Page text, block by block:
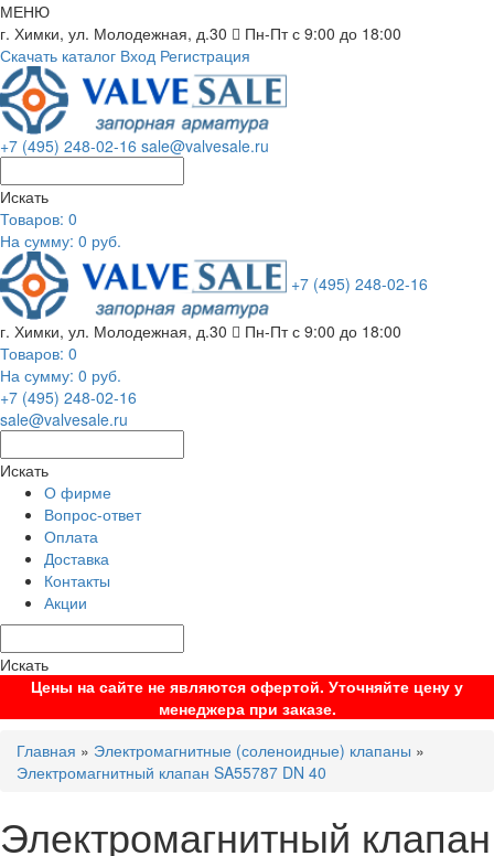
МЕНЮ
г. Химки, ул. Молодежная, д.30
Пн-Пт с 9:00 до 18:00
Скачать каталог Вход Регистрация
+7 (495) 248-02-16 sale@valvesale.ru
Искать
Товаров: 0
На сумму: 0 руб.
+7 (495) 248-02-16
г. Химки, ул. Молодежная, д.30
Пн-Пт с 9:00 до 18:00
Товаров: 0
На сумму: 0 руб.
+7 (495) 248-02-16
sale@valvesale.ru
Искать
О фирме
Вопрос-ответ
Оплата
Доставка
Контакты
Акции
Искать
Цены на сайте не являются офертой. Уточняйте цену у
менеджера при заказе.
Главная » Электромагнитные (соленоидные) клапаны »
Электромагнитный клапан SA55787 DN 40
Электромагнитный клапан